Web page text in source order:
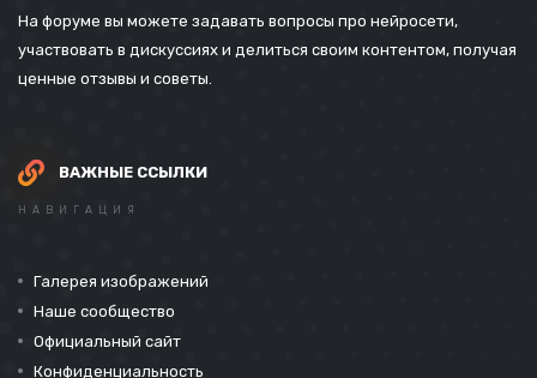
На форуме вы можете задавать вопросы про нейросети,
участвовать в дискуссиях и делиться своим контентом, получая
ценные отзывы и советы.
ВАЖНЫЕ ССЫЛКИ
НАВИГАЦИЯ
Галерея изображений
Наше сообщество
Официальный сайт
Конфиденциальность